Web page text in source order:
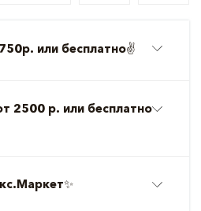
750р. или бесплатно✌️
2500 р. или бесплатно
✨